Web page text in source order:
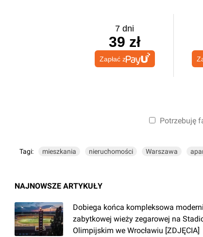
7 dni
39 zł
Zapłać z
Potrzebuję
Tagi: mieszkania nieruchomości Warszawa
NAJNOWSZE ARTYKUŁY
Dobiega końca kompleksowa
zabytkowej wieży zegarowej na
Olimpijskim we Wrocławiu [ZDJĘCIA]